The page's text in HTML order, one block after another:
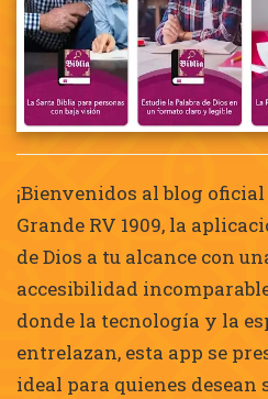
¡Bienvenidos al blog
Grande RV 1909, la
de Dios a tu alcance con
accesibilidad
donde la tecnología y la
entrelazan, esta app se
ideal para quienes desean